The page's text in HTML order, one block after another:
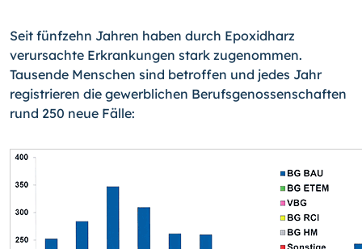
Seit fünfzehn Jahren haben durch Epoxidharz
verursachte Erkrankungen stark zuge­nommen.
Tausende Menschen sind betroffen und jedes Jahr
registrieren die gewerb­lichen Berufsgenossenschaften
rund 250 neue Fälle: